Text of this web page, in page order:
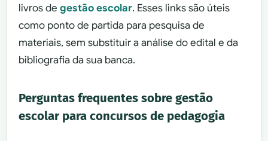
livros degestão escolar. Esses links são úteis
como ponto de partida para pesquisa de
materiais, sem substituir a análise do edital e da
bibliografia da sua banca.
Perguntas frequentes sobre gestão
escolar para concursos de pedagogia